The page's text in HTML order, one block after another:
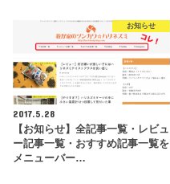
お知らせ
2017.5.28
【お知らせ】全記事一覧・レビュ
ー記事一覧・おすすめ記事一覧を
メニューバー…